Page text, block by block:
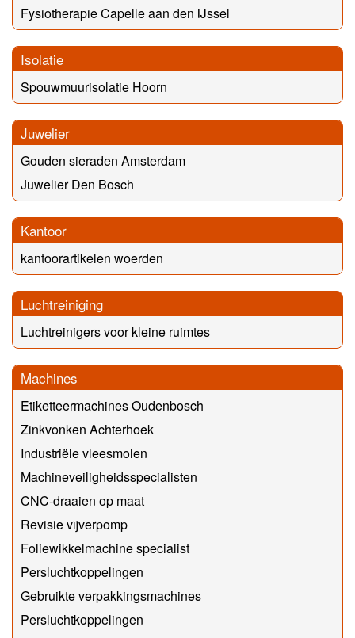
Fysiotherapie Capelle aan den IJssel
Isolatie
Spouwmuurisolatie Hoorn
Juwelier
Gouden sieraden Amsterdam
Juwelier Den Bosch
Kantoor
kantoorartikelen woerden
Luchtreiniging
Luchtreinigers voor kleine ruimtes
Machines
Etiketteermachines Oudenbosch
Zinkvonken Achterhoek
Industriële vleesmolen
Machineveiligheidsspecialisten
CNC-draaien op maat
Revisie vijverpomp
Foliewikkelmachine specialist
Persluchtkoppelingen
Gebruikte verpakkingsmachines
Persluchtkoppelingen